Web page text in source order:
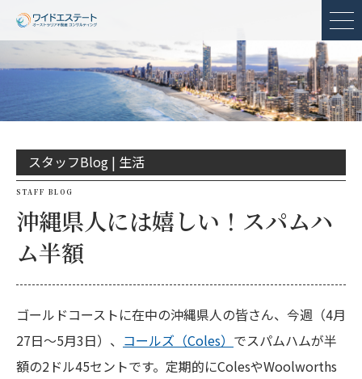
メ
スタッフBlog | 生活
STAFF BLOG
沖縄県人には嬉しい！スパムハ
ム半額
ゴールドコーストに在中の沖縄県人の皆さん、今週（4月
27日〜5月3日）、 コールズ（Coles） でスパムハムが半
額の2ドル45セントです。定期的にColesやWoolworths